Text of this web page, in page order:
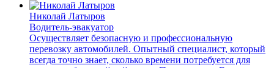
Николай Латыров
Водитель-эвакуатор
Осуществляет безопасную и профессиональную
перевозку автомобилей. Опытный специалист, который
всегда точно знает, сколько времени потребуется для